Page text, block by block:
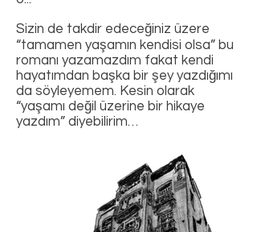
Sizin de takdir edeceğiniz üzere
“tamamen yaşamın kendisi olsa” bu
romanı yazamazdım fakat kendi
hayatımdan başka bir şey yazdığımı
da söyleyemem. Kesin olarak
“yaşamı değil üzerine bir hikaye
yazdım” diyebilirim…